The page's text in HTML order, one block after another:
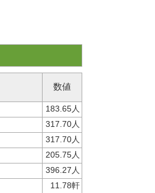
数値
183.65人
317.70人
317.70人
205.75人
396.27人
11.78軒